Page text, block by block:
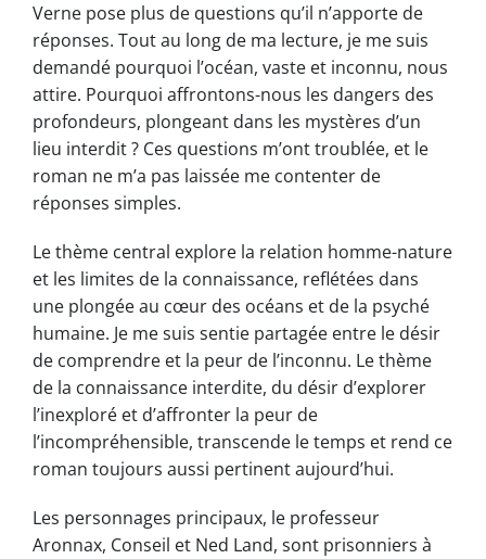
Verne pose plus de questions qu’il n’apporte de
réponses. Tout au long de ma lecture, je me suis
demandé pourquoi l’océan, vaste et inconnu, nous
attire. Pourquoi affrontons-nous les dangers des
profondeurs, plongeant dans les mystères d’un
lieu interdit ? Ces questions m’ont troublée, et le
roman ne m’a pas laissée me contenter de
réponses simples.
Le thème central explore la relation homme-nature
et les limites de la connaissance, reflétées dans
une plongée au cœur des océans et de la psyché
humaine. Je me suis sentie partagée entre le désir
de comprendre et la peur de l’inconnu. Le thème
de la connaissance interdite, du désir d’explorer
l’inexploré et d’affronter la peur de
l’incompréhensible, transcende le temps et rend ce
roman toujours aussi pertinent aujourd’hui.
Les personnages principaux, le professeur
Aronnax, Conseil et Ned Land, sont prisonniers à